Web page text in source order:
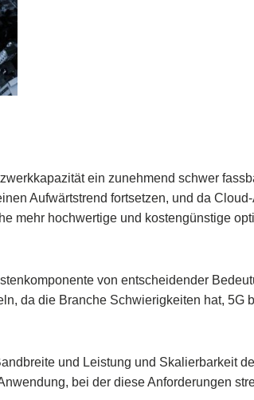
ein zunehmend schwer
Aufwärtstrend fortsetzen, und da
mehr hochwertige und kostengünstige
von entscheidender
da die Branche Schwierigkeiten hat, 5G
und Leistung und Skalierbarkeit
bei der diese Anforderungen